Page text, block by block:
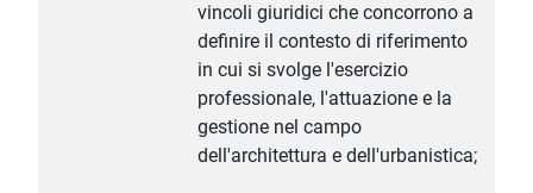
vincoli giuridici che concorrono a
definire il contesto di riferimento
in cui si svolge l'esercizio
professionale, l'attuazione e la
gestione nel campo
dell'architettura e dell'urbanistica;